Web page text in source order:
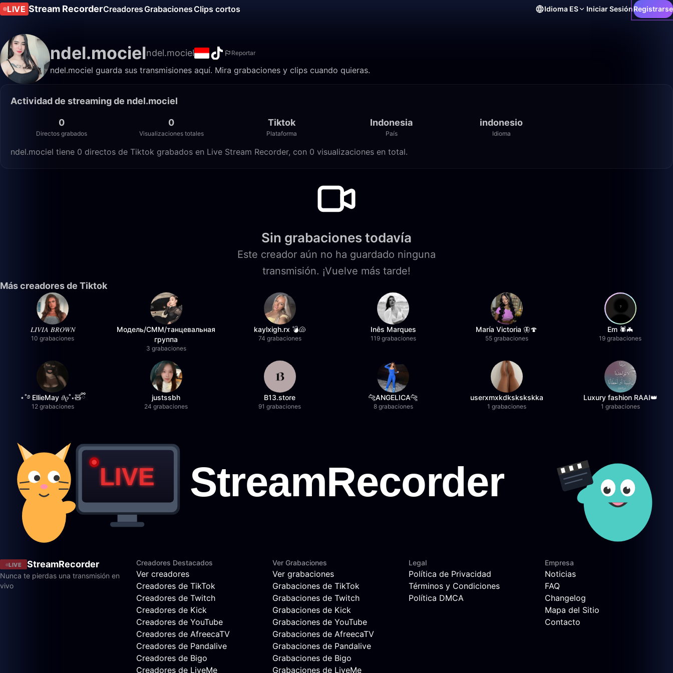
LIVE Stream RecorderCreadoresGrabacionesClips cortos Idioma ES Iniciar SesiónRegistrarse
ndel.mocielndel.mociel Reportar
ndel.mociel guarda sus transmisiones aquí. Mira grabaciones y clips cuando quieras.
Actividad de streaming de ndel.mociel
0
Directos grabados
0
Visualizaciones totales
Tiktok
Plataforma
Indonesia
País
indonesio
Idioma
ndel.mociel tiene 0 directos de Tiktok grabados en Live Stream Recorder, con 0 visualizaciones en total.
Sin grabaciones todavía
Este creador aún no ha guardado ninguna
transmisión. ¡Vuelve más tarde!
Más creadores de Tiktok
𝐿𝐼𝑉𝐼𝐴 𝐵𝑅𝑂𝑊𝑁
10 grabaciones
Модель/СММ/танцевальная
группа
3 grabaciones
kaylxigh.rx 💣🐚
74 grabaciones
Inês Marques
119 grabaciones
María Victoria 🦋🍄
55 grabaciones
Em 🕷️🦇
19 grabaciones
⋆˚࿔ EllieMay 𝜗𝜚˚⋆🧸ྀི
12 grabaciones
justssbh
24 grabaciones
B13.store
91 grabaciones
🐆ANGELICA🐆
8 grabaciones
userxmxkdkskskskka
1 grabaciones
Luxury fashion RAAI👑
1 grabaciones
LIVE StreamRecorder
Nunca te pierdas una transmisión en
vivo
Creadores Destacados
Ver creadores
Creadores de TikTok
Creadores de Twitch
Creadores de Kick
Creadores de YouTube
Creadores de AfreecaTV
Creadores de Pandalive
Creadores de Bigo
Creadores de LiveMe
Ver Grabaciones
Ver grabaciones
Grabaciones de TikTok
Grabaciones de Twitch
Grabaciones de Kick
Grabaciones de YouTube
Grabaciones de AfreecaTV
Grabaciones de Pandalive
Grabaciones de Bigo
Grabaciones de LiveMe
Legal
Política de Privacidad
Términos y Condiciones
Política DMCA
Empresa
Noticias
FAQ
Changelog
Mapa del Sitio
Contacto